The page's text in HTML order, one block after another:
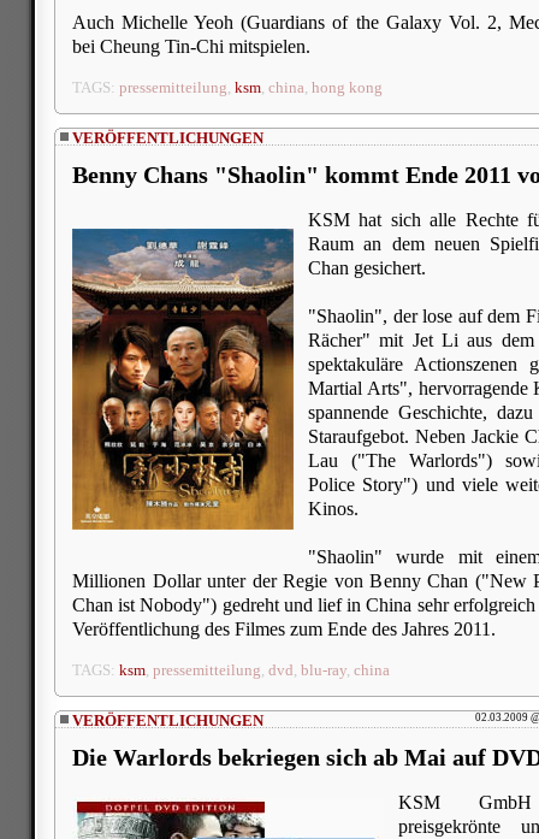
Auch Michelle Yeoh (Guardians of the Galaxy Vol. 2,
bei Cheung Tin-Chi mitspielen.
TAGS: pressemitteilung, ksm, china, hong kong
VERÖFFENTLICHUNGEN
Benny Chans "Shaolin" kommt Ende 2011
KSM hat sich alle Rechte
Raum an dem neuen
Chan gesichert.
"Shaolin", der lose auf dem
Rächer" mit Jet Li aus dem
spektakuläre
Martial Arts", hervorragende
spannende Geschichte,
Staraufgebot. Neben Jackie
Lau ("The Warlords")
Police Story") und viele
Kinos.
"Shaolin" wurde mit
Millionen Dollar unter der Regie von Benny Chan ("New
Chan ist Nobody") gedreht und lief in China sehr
Veröffentlichung des Filmes zum Ende des Jahres 2011.
TAGS: ksm, pressemitteilung, dvd, blu-ray, china
02.03.2009
VERÖFFENTLICHUNGEN
Die Warlords bekriegen sich ab Mai auf
KSM
preisgekrönte